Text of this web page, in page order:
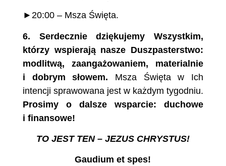
►20:00 – Msza Święta.
6.
Serdecznie dziękujemy Wszystkim,
którzy wspierają nasze Duszpasterstwo:
modlitwą, zaangażowaniem,
materialnie
i dobrym słowem. Msza Święta w Ich
intencji sprawowana jest w każdym tygodniu.
Prosimy o dalsze wsparcie: duchowe
i finansowe!
TO JEST TEN – JEZUS CHRYSTUS!
Gaudium et spes!